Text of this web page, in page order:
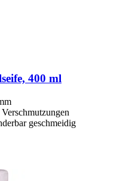
400 ml
geschmeidig